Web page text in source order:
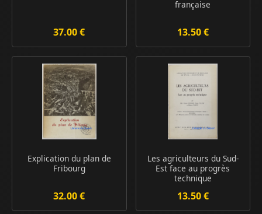
37.00 €
française
13.50 €
Explication du plan de
Fribourg
32.00 €
Les agriculteurs du Sud-
Est face au progrès
technique
13.50 €